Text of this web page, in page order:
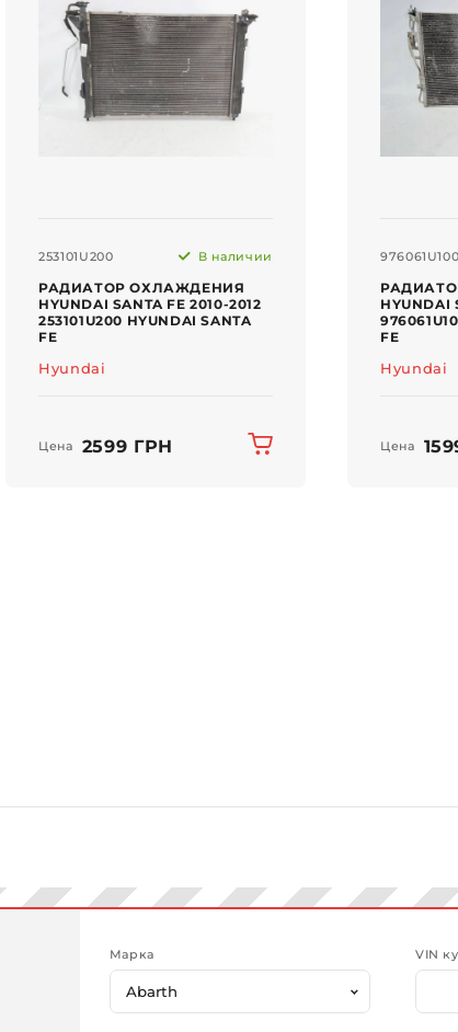
253101U200 В наличии
РАДИАТОР ОХЛАЖДЕНИЯ
HYUNDAI SANTA FE 2010-2012
253101U200 HYUNDAI SANTA
FE
Hyundai
Цена 2599 ГРН
976061U100
HYUNDAI
FE
Hyundai
Цена
Марка VIN